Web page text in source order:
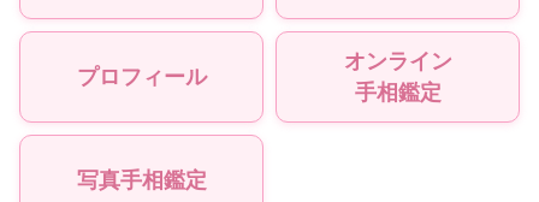
プロフィール
オンライン
手相鑑定
写真手相鑑定